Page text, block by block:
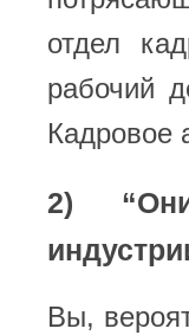
отдел
рабочий
Кадровое
2)
Вы,